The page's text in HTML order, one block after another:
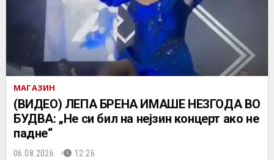
МАГАЗИН
(ВИДЕО) ЛЕПА БРЕНА ИМАШЕ НЕЗГОДА ВО
БУДВА: „Не си бил на нејзин концерт ако не
падне“
06.08.2026. 12:26